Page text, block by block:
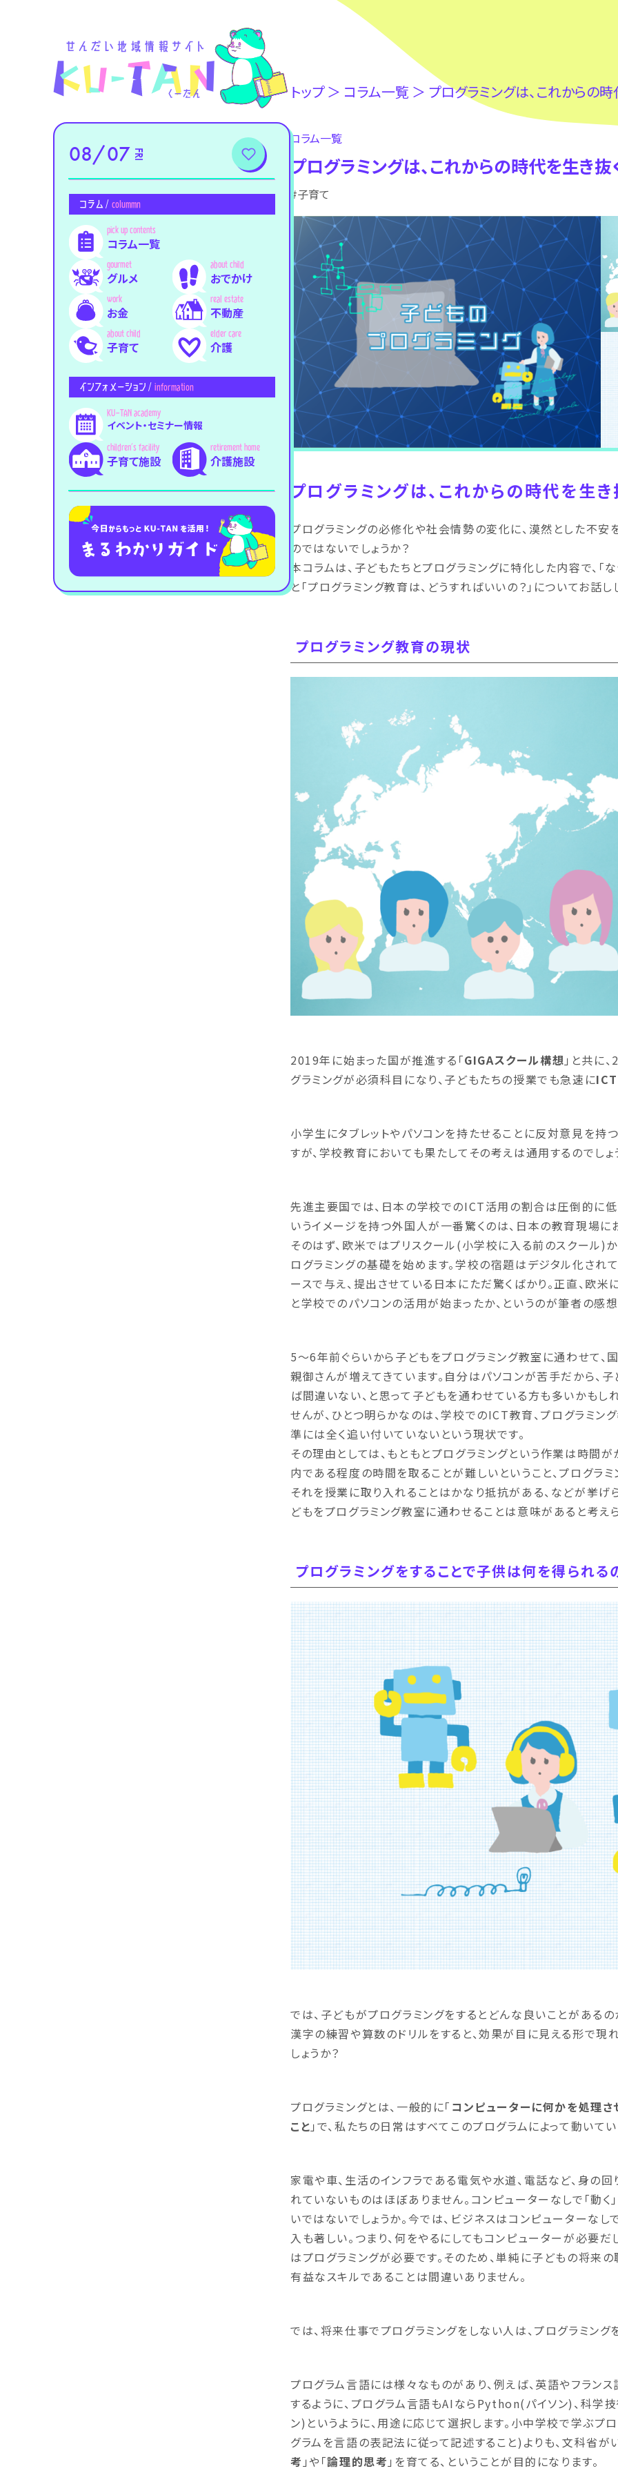
08/07 FRI
コラム / colummn
コラム一覧
グルメ おでかけ
お金 不動産
子育て 介護
インフォメーション / information
イベント・セミナー情報
子育て施設 介護施設
トップ＞ コラム⼀覧 ＞ プログラミングは、これからの
コラム⼀覧
プログラミングは、これからの時代を生き抜
#子育て
プログラミングは、これからの時代を生
プログラミングの必修化や社会情勢の変化に、漠然とした不安
のではないでしょうか？
本コラムは、子どもたちとプログラミングに特化した内容で、「
と「プログラミング教育は、どうすればいいの？」についてお話し
プログラミング教育の現状
2019年に始まった国が推進する「GIGAスクール構想 」と共に
グラミングが必須科目になり、子どもたちの授業でも急速に
小学生にタブレットやパソコンを持たせることに反対意見を持
すが、学校教育においても果たしてその考えは通用するのでしょ
先進主要国では、日本の学校でのICT活用の割合は圧倒的に低
いうイメージを持つ外国人が一番驚くのは、日本の教育現場に
そのはず、欧米ではプリスクール(小学校に入る前のスクール)
ログラミングの基礎を始めます。学校の宿題はデジタル化され
ースで与え、提出させている日本にただ驚くばかり。正直、欧
と学校でのパソコンの活用が始まったか、というのが筆者の感想
5～6年前ぐらいから子どもをプログラミング教室に通わせて
親御さんが増えてきています。自分はパソコンが苦手だから、
ば間違いない、と思って子どもを通わせている方も多いかもし
せんが、ひとつ明らかなのは、学校でのICT教育、プログラミン
準には全く追い付いていないという現状です。
その理由としては、もともとプログラミングという作業は時間
内である程度の時間を取ることが難しいということ、プログラ
それを授業に取り入れることはかなり抵抗がある、などが挙げ
どもをプログラミング教室に通わせることは意味があると考え
プログラミングをすることで子供は何を得られる
では、子どもがプログラミングをするとどんな良いことがあるの
漢字の練習や算数のドリルをすると、効果が目に見える形で現
しょうか？
プログラミングとは、一般的に「 コンピューターに何かを処理
こと 」で、私たちの日常はすべてこのプログラムによって動いて
家電や車、生活のインフラである電気や水道、電話など、身の
れていないものはほぼありません。コンピューターなしで「動
いではないでしょうか。今では、ビジネスはコンピューターな
入も著しい。つまり、何をやるにしてもコンピューターが必要
はプログラミングが必要です。そのため、単純に子どもの将来
有益なスキルであることは間違いありません。
では、将来仕事でプログラミングをしない人は、プログラミング
プログラム言語には様々なものがあり、例えば、英語やフラン
するように、プログラム言語もAIならPython(パイソン)、科学
ン)というように、用途に応じて選択します。小中学校で学ぶプ
グラムを言語の表記法に従って記述すること)よりも、文科省が
考 」や「論理的思考 」を育てる、ということが目的になります。